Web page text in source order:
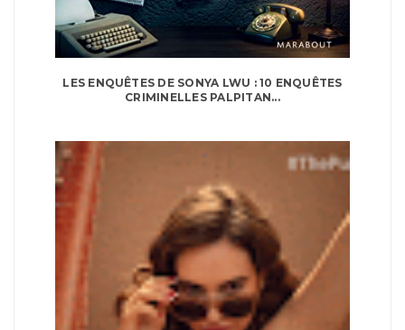
LES ENQUÊTES DE SONYA LWU : 10 ENQUÊTES
CRIMINELLES PALPITAN...